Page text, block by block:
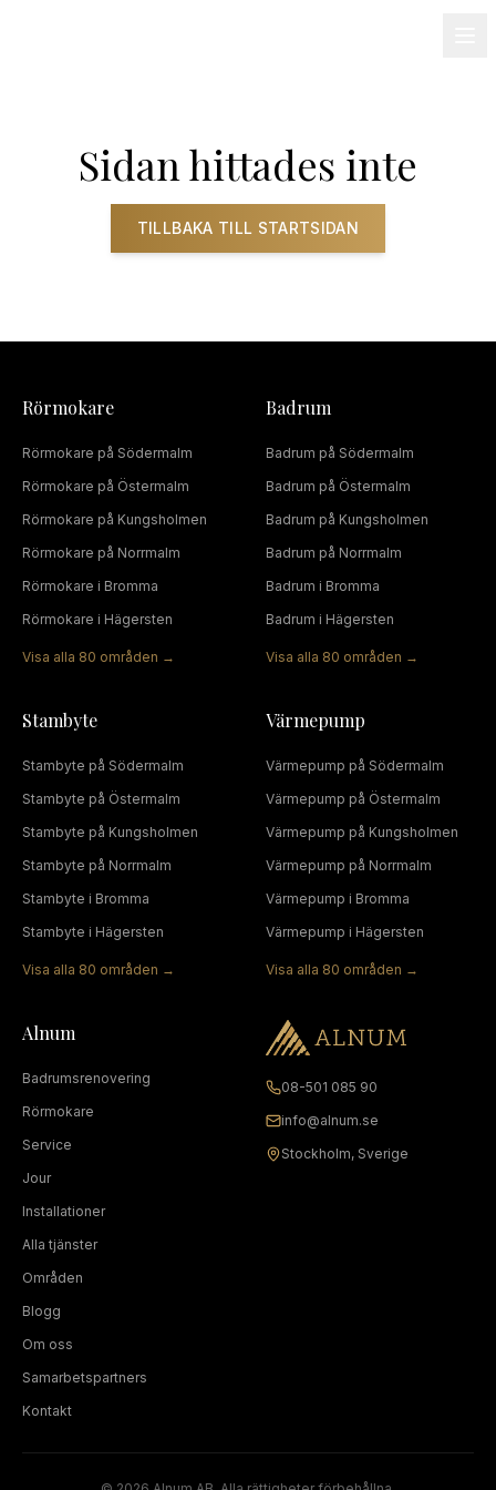
Sidan hittades inte
TILLBAKA TILL STARTSIDAN
Rörmokare
Rörmokare på Södermalm
Rörmokare på Östermalm
Rörmokare på Kungsholmen
Rörmokare på Norrmalm
Rörmokare i Bromma
Rörmokare i Hägersten
Visa alla 80 områden →
Badrum
Badrum på Södermalm
Badrum på Östermalm
Badrum på Kungsholmen
Badrum på Norrmalm
Badrum i Bromma
Badrum i Hägersten
Visa alla 80 områden →
Stambyte
Stambyte på Södermalm
Stambyte på Östermalm
Stambyte på Kungsholmen
Stambyte på Norrmalm
Stambyte i Bromma
Stambyte i Hägersten
Visa alla 80 områden →
Värmepump
Värmepump på Södermalm
Värmepump på Östermalm
Värmepump på Kungsholmen
Värmepump på Norrmalm
Värmepump i Bromma
Värmepump i Hägersten
Visa alla 80 områden →
Alnum
Badrumsrenovering
Rörmokare
Service
Jour
Installationer
Alla tjänster
Områden
Blogg
Om oss
Samarbetspartners
Kontakt
08-501 085 90
info@alnum.se
Stockholm, Sverige